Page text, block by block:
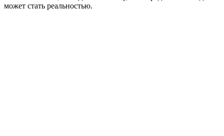
может стать реальностью.